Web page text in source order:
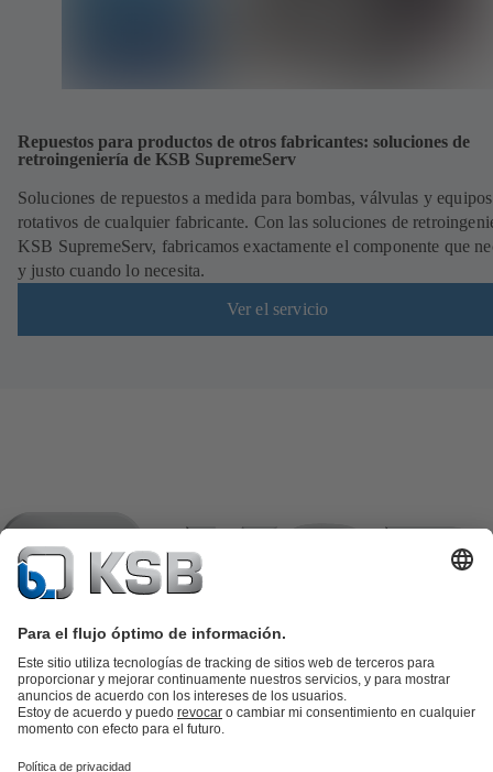
Repuestos para productos de otros fabricantes: soluciones de
retroingeniería de KSB SupremeServ
Soluciones de repuestos a medida para bombas, válvulas y equipos
rotativos de cualquier fabricante. Con las soluciones de
KSB SupremeServ, fabricamos exactamente el componente que
y justo cuando lo necesita.
Ver el servicio
Catálogo de productos
SupremeServKSB SupremeServ: Premium service for pumps and